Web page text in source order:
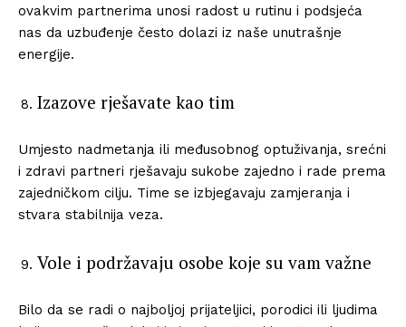
ovakvim partnerima unosi radost u rutinu i podsjeća
nas da uzbuđenje često dolazi iz naše unutrašnje
energije.
Izazove rješavate kao tim
Umjesto nadmetanja ili međusobnog optuživanja, srećni
i zdravi partneri rješavaju sukobe zajedno i rade prema
zajedničkom cilju. Time se izbjegavaju zamjeranja i
stvara stabilnija veza.
Vole i podržavaju osobe koje su vam važne
Bilo da se radi o najboljoj prijateljici, porodici ili ljudima